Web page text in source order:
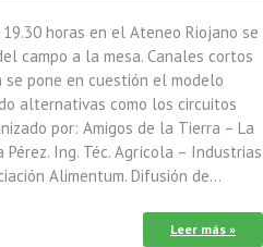
horas en el Ateneo Riojano se
campo a la mesa. Canales cortos
se pone en cuestión el modelo
alternativas como los circuitos
por: Amigos de la Tierra – La
Ing. Téc. Agrícola – Industrias
Alimentum. Difusión de…
Leer más »